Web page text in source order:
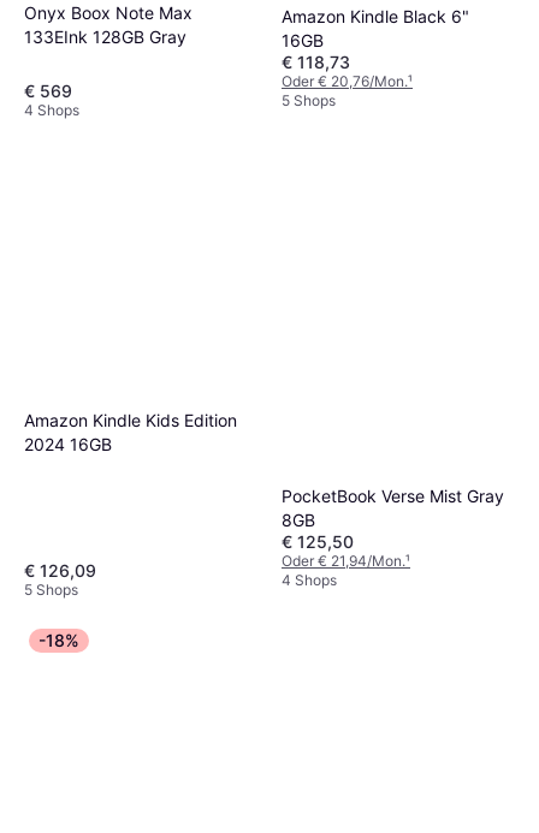
Onyx Boox Note Max
133EInk 128GB Gray
€ 569
4 Shops
Amazon Kindle Black 6"
16GB
€ 118,73
Oder € 20,76/Mon.¹
5 Shops
Amazon Kindle Kids Edition
2024 16GB
€ 126,09
5 Shops
PocketBook Verse Mist Gray
8GB
€ 125,50
Oder € 21,94/Mon.¹
4 Shops
-18%